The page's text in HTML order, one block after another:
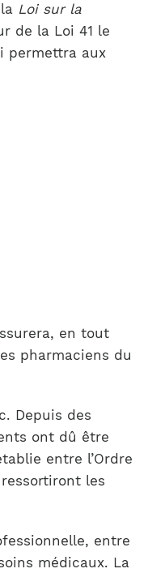
Loi sur la
de la Loi 41 le
permettra aux
en tout
pharmaciens du
Depuis des
ont dû être
entre l’Ordre
les
entre
médicaux. La